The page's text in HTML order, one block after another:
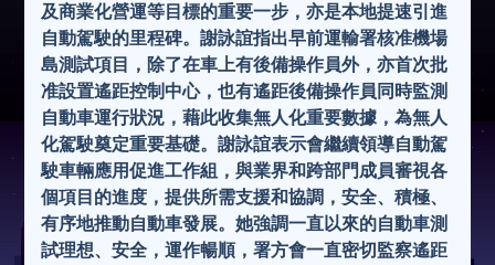
及商業化營運等目標的重要一步，亦是本地提速引進
自動駕駛的里程碑。謝詠誼指出早前運輸署核准機場
島測試項目，除了在車上有後備操作員外，亦首次批
准設置遙距控制中心，也有遙距後備操作員同時監測
自動車運行狀況，藉此收集無人化重要數據，為無人
化駕駛奠定重要基礎。謝詠誼表示會繼續領導自動駕
駛車輛應用促進工作組，與業界和跨部門成員審視各
個項目的進度，提供所需支援和協調，安全、積極、
有序地推動自動車發展。她強調一直以來的自動車測
試理想、安全，運作暢順，署方會一直密切監察遙距